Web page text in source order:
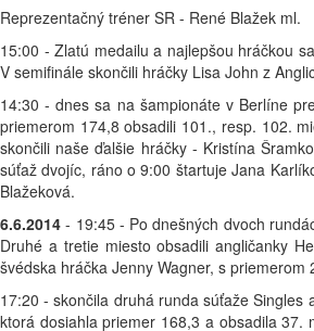
Reprezentačný tréner SR - René Blažek ml.
15:00 - Zlatú medailu a najlepšou hráčkou
V semifinále skončili hráčky Lisa John z
14:30 - dnes sa na šampionáte v Berlíne
priemerom 174,8 obsadili 101., resp. 102.
skončili naše ďalšie hráčky - Kristína
súťaž dvojíc, ráno o 9:00 štartuje Jana
Blažeková.
6.6.2014 - 19:45 - Po dnešných dvoch
Druhé a tretie miesto obsadili angličanky
švédska hráčka Jenny Wagner, s priemerom
17:20 - skončila druhá runda súťaže
ktorá dosiahla priemer 168,3 a obsadila